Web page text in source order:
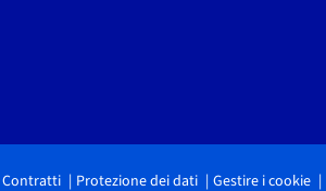
Contratti Protezione dei dati Gestire i cookie